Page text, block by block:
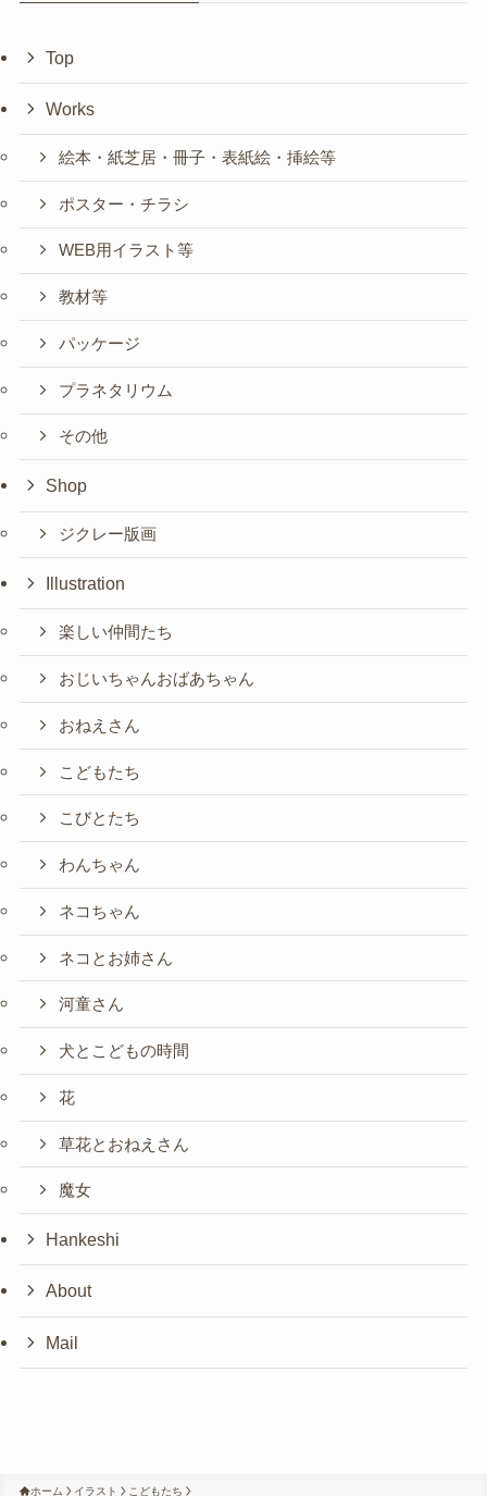
Top
Works
絵本・紙芝居・冊子・表紙絵・挿絵等
ポスター・チラシ
WEB用イラスト等
教材等
パッケージ
プラネタリウム
その他
Shop
ジクレー版画
Illustration
楽しい仲間たち
おじいちゃんおばあちゃん
おねえさん
こどもたち
こびとたち
わんちゃん
ネコちゃん
ネコとお姉さん
河童さん
犬とこどもの時間
花
草花とおねえさん
魔女
Hankeshi
About
Mail
ホーム イラスト こどもたち